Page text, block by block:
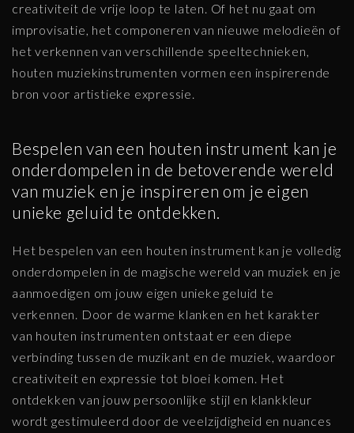
creativiteit de vrije loop te laten. Of het nu gaat om
improvisatie, het componeren van nieuwe melodieën of
het verkennen van verschillende speeltechnieken,
houten muziekinstrumenten vormen een inspirerende
bron voor artistieke expressie.
Bespelen van een houten instrument kan je
onderdompelen in de betoverende wereld
van muziek en je inspireren om je eigen
unieke geluid te ontdekken.
Het bespelen van een houten instrument kan je volledig
onderdompelen in de magische wereld van muziek en je
aanmoedigen om jouw eigen unieke geluid te
verkennen. Door de warme klanken en het karakter
van houten instrumenten ontstaat er een diepe
verbinding tussen de muzikant en de muziek, waardoor
creativiteit en expressie tot bloei komen. Het
ontdekken van jouw persoonlijke stijl en klankkleur
wordt gestimuleerd door de veelzijdigheid en nuances